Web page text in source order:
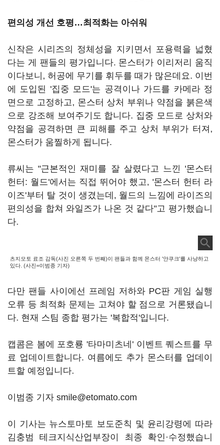
편의성 개선 호평…최적화는 아쉬워
신작은 시리즈의 정체성을 지키면서 포용력을 넓혔
다는 게 팬들의 평가입니다. 몬스터가 이리저리 움직
이다보니, 허공에 무기를 휘두를 때가 많은데요. 이번
에 도입된 '집중 모드'는 공격이나 가드를 카메라 정
면으로 고정하고, 몬스터 상처 부위나 약점을 붉은색
으로 강조해 보여주기도 합니다. 집중 모드로 상처와
약점을 공격하면 큰 피해를 주고 상처 부위가 터져,
몬스터가 움찔하게 됩니다.
류씨는 "근본적인 재미를 잘 살렸다고 느낀 '몬스터
헌터: 월드'에서는 직접 뛰어야 했고, '몬스터 헌터 라
이즈'부터 탈 것이 생겼는데, 월드의 느낌에 라이즈의
편의성을 합쳐 와일즈가 나온 것 같다"고 평가했습니
다.
츠지모토 료조 감독(사진 오른쪽 두 번째)이 팬들과 함께 몬스터 '얀쿠크'를 사냥하고
있다. (사진=이범종 기자)
다만 팬들 사이에선 프레임 저하와 PC판 게임 실행
오류 등 최적화 문제는 고쳐야 할 점으로 거론됐습니
다. 현재 스팀 종합 평가는 '복합적'입니다.
캡콤은 봄에 포호룡 '타마미츠네' 이벤트 퀘스트를 무
료 업데이트합니다. 여름에도 추가 몬스터를 업데이
트할 예정입니다.
이범종 기자 smile@etomato.com
이 기사는 뉴스토마토 보도준칙 및 윤리강령에 따라
김충범 테크지식산업부장이 최종 확인·수정했습니